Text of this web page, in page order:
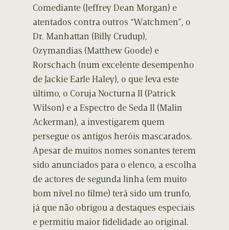
Comediante (Jeffrey Dean Morgan) e
atentados contra outros “Watchmen”, o
Dr. Manhattan (Billy Crudup),
Ozymandias (Matthew Goode) e
Rorschach (num excelente desempenho
de Jackie Earle Haley), o que leva este
último, o Coruja Nocturna II (Patrick
Wilson) e a Espectro de Seda II (Malin
Ackerman), a investigarem quem
persegue os antigos heróis mascarados.
Apesar de muitos nomes sonantes terem
sido anunciados para o elenco, a escolha
de actores de segunda linha (em muito
bom nível no filme) terá sido um trunfo,
já que não obrigou a destaques especiais
e permitiu maior fidelidade ao original.